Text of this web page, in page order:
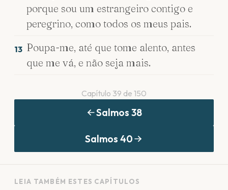
porque sou um estrangeiro contigo e
peregrino, como todos os meus pais.
13 Poupa-me, até que tome alento, antes
que me vá, e não seja mais.
Capítulo 39 de 150
Salmos 38
Salmos 40
LEIA TAMBÉM ESTES CAPÍTULOS